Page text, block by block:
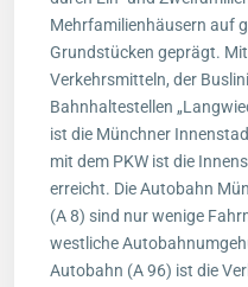
Mehrfamilienhäusern auf
Grundstücken geprägt.
Verkehrsmitteln, der
Bahnhaltestellen
ist die Münchner
mit dem PKW ist die
erreicht. Die Autobahn
(A 8) sind nur wenige
westliche
Autobahn (A 96) ist die